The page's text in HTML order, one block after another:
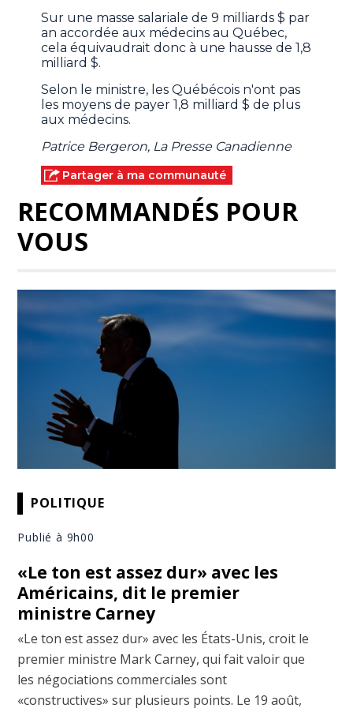
Sur une masse salariale de 9 milliards $ par
an accordée aux médecins au Québec,
cela équivaudrait donc à une hausse de 1,8
milliard $.
Selon le ministre, les Québécois n'ont pas
les moyens de payer 1,8 milliard $ de plus
aux médecins.
Patrice Bergeron, La Presse Canadienne
Partager à ma communauté
RECOMMANDÉS POUR
VOUS
POLITIQUE
Publié à 9h00
«Le ton est assez dur» avec les
Américains, dit le premier
ministre Carney
«Le ton est assez dur» avec les États-Unis, croit le
premier ministre Mark Carney, qui fait valoir que
les négociations commerciales sont
«constructives» sur plusieurs points. Le 19 août,